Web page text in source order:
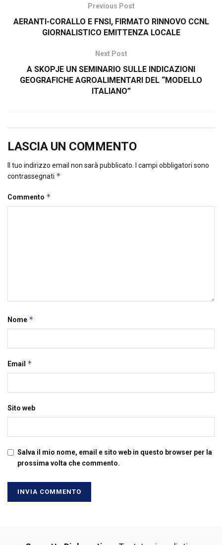
Previous Post
AERANTI-CORALLO E FNSI, FIRMATO RINNOVO CCNL
GIORNALISTICO EMITTENZA LOCALE
Next Post
A SKOPJE UN SEMINARIO SULLE INDICAZIONI
GEOGRAFICHE AGROALIMENTARI DEL “MODELLO
ITALIANO”
LASCIA UN COMMENTO
Il tuo indirizzo email non sarà pubblicato.
I campi obbligatori sono
contrassegnati *
Commento *
Nome *
Email *
Sito web
Salva il mio nome, email e sito web in questo browser per la
prossima volta che commento.